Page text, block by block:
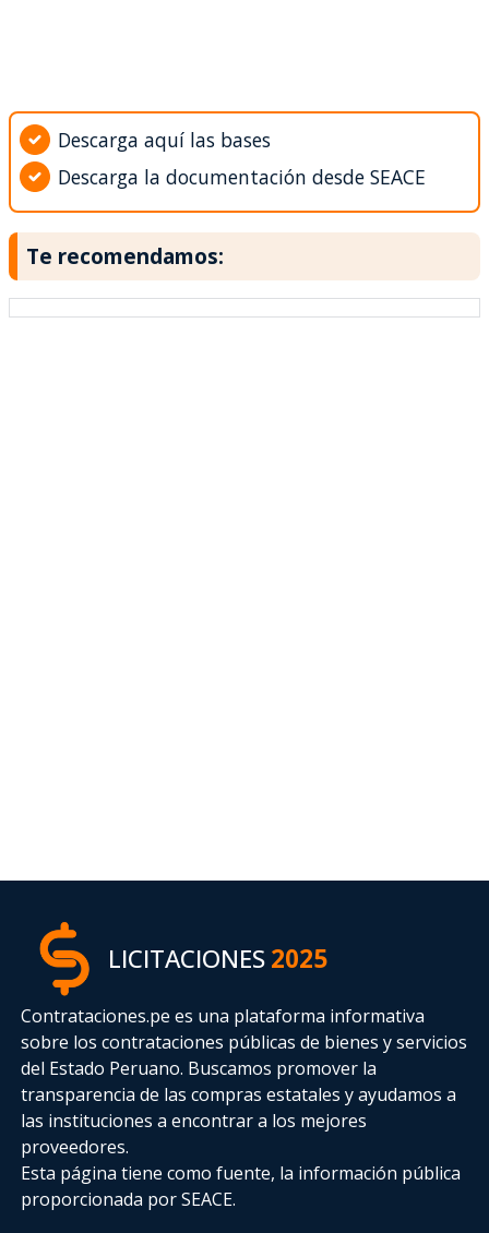
Descarga aquí las bases
Descarga la documentación desde SEACE
Te recomendamos:
LICITACIONES2025
Contrataciones.pe es una plataforma informativa
sobre los contrataciones públicas de bienes y servicios
del Estado Peruano. Buscamos promover la
transparencia de las compras estatalesy ayudamos a
las instituciones a encontrar a los mejores
proveedores.
Esta página tiene como fuente, la información pública
proporcionada por SEACE.